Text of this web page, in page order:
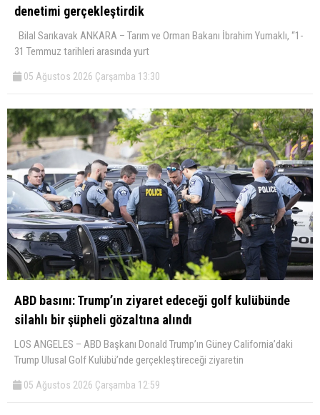
denetimi gerçekleştirdik
Bilal Sarıkavak ANKARA – Tarım ve Orman Bakanı İbrahim Yumaklı, “1-
31 Temmuz tarihleri arasında yurt
05 Ağustos 2026 Çarşamba 13:30
ABD basını: Trump’ın ziyaret edeceği golf kulübünde
silahlı bir şüpheli gözaltına alındı
LOS ANGELES – ABD Başkanı Donald Trump’ın Güney California’daki
Trump Ulusal Golf Kulübü’nde gerçekleştireceği ziyaretin
05 Ağustos 2026 Çarşamba 12:59